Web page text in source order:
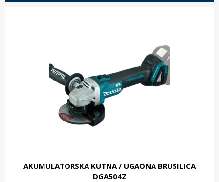
AKUMULATORSKA KUTNA / UGAONA BRUSILICA
DGA504Z